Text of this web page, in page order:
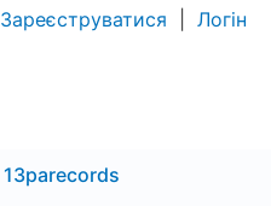
Зареєструватися Логін
13parecords